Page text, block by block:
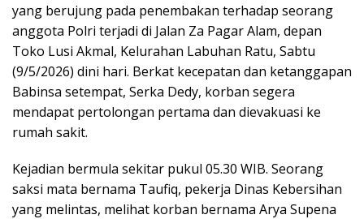
yang berujung pada penembakan terhadap seorang
anggota Polri terjadi di Jalan Za Pagar Alam, depan
Toko Lusi Akmal, Kelurahan Labuhan Ratu, Sabtu
(9/5/2026) dini hari. Berkat kecepatan dan ketanggapan
Babinsa setempat, Serka Dedy, korban segera
mendapat pertolongan pertama dan dievakuasi ke
rumah sakit.
Kejadian bermula sekitar pukul 05.30 WIB. Seorang
saksi mata bernama Taufiq, pekerja Dinas Kebersihan
yang melintas, melihat korban bernama Arya Supena